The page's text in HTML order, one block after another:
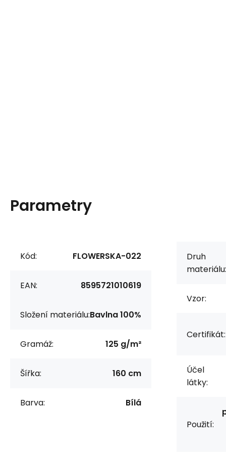
Parametry
Kód: FLOWERSKA-022
EAN: 8595721010619
Složení materiálu:Bavlna 100%
Gramáž: 125 g/m²
Šířka: 160 cm
Barva: Bílá
Druh
materiálu:
Vzor:
Certifikát:
Účel
látky:
Použití: